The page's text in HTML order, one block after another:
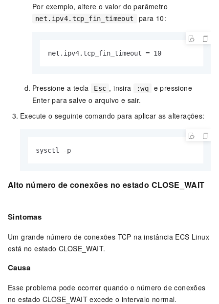
Por exemplo, altere o valor do parâmetro
net.ipv4.tcp_fin_timeout para 10:
net.ipv4.tcp_fin_timeout = 10
Pressione a tecla Esc , insira :wq
e pressione
Enter para salve o arquivo e sair.
Execute o seguinte comando para aplicar as alterações:
sysctl -p
Alto número de conexões no estado CLOSE_WAIT
Sintomas
Um grande número de conexões TCP na instância ECS Linux
está no estado CLOSE_WAIT.
Causa
Esse problema pode ocorrer quando o número de conexões
no estado CLOSE_WAIT excede o intervalo normal.